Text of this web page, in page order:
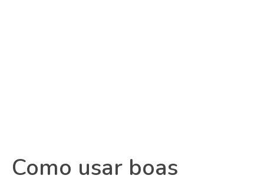
Como usar boas